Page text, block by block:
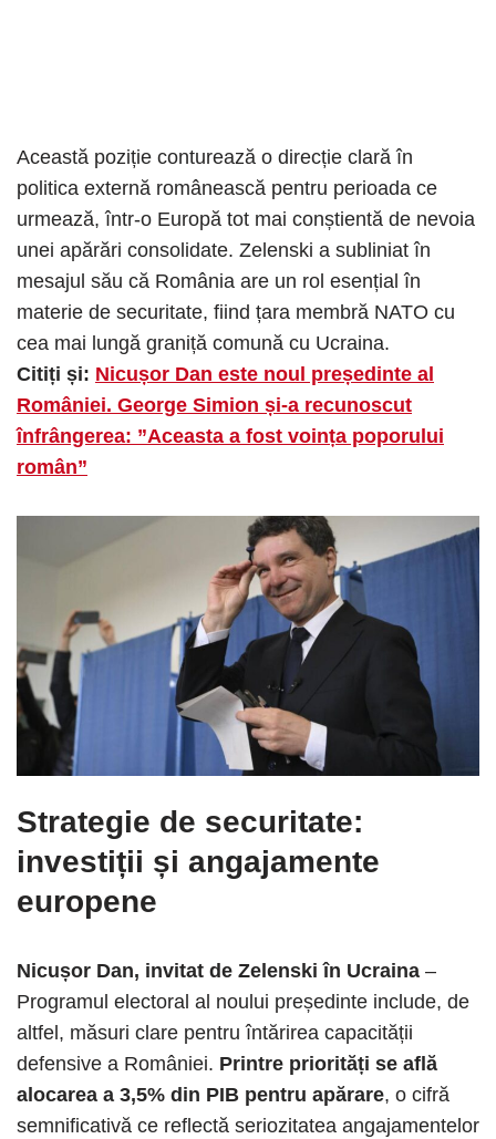
Această poziție conturează o direcție clară în
politica externă românească pentru perioada ce
urmează, într-o Europă tot mai conștientă de nevoia
unei apărări consolidate. Zelenski a subliniat în
mesajul său că România are un rol esențial în
materie de securitate, fiind țara membră NATO cu
cea mai lungă graniță comună cu Ucraina.
Citiți și: Nicușor Dan este noul președinte al
României. George Simion și-a recunoscut
înfrângerea: ”Aceasta a fost voința poporului
român”
Strategie de securitate:
investiții și angajamente
europene
Nicușor Dan, invitat de Zelenski în Ucraina –
Programul electoral al noului președinte include, de
altfel, măsuri clare pentru întărirea capacității
defensive a României. Printre priorități se află
alocarea a 3,5% din PIB pentru apărare, o cifră
semnificativă ce reflectă seriozitatea angajamentelor